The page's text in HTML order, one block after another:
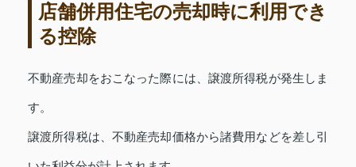
店舗併用住宅の売却時に利用でき
る控除
不動産売却をおこなった際には、譲渡所得税が発生しま
す。
譲渡所得税は、不動産売却価格から諸費用などを差し引